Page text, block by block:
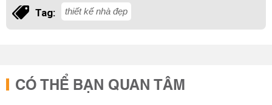
Tag: thiết kế nhà đẹp
CÓ THỂ BẠN QUAN TÂM